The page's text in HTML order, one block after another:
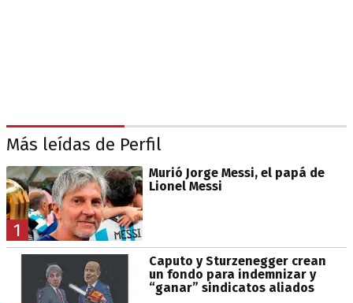
Más leídas de Perfil
1
Murió Jorge Messi, el papá de
Lionel Messi
Caputo y Sturzenegger crean
un fondo para indemnizar y
“ganar” sindicatos aliados